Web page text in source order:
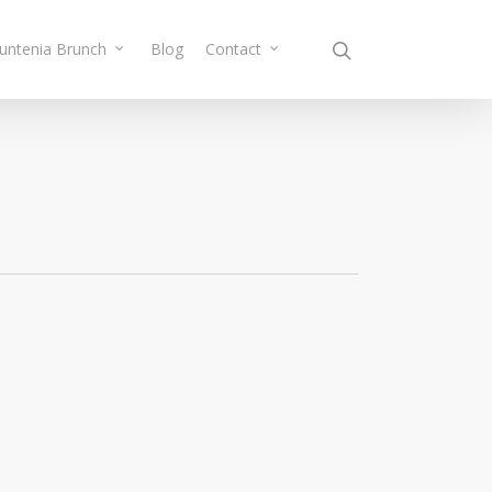
Brunch Blog Contact